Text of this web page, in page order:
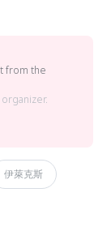
from the
伊萊克斯